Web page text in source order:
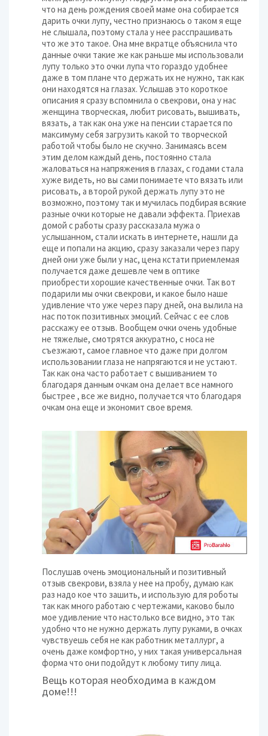
что на день рождения своей маме она собирается
дарить очки лупу, честно признаюсь о таком я еще
не слышала, поэтому стала у нее расспрашивать
что же это такое. Она мне вкратце объяснила что
данные очки такие же как раньше мы использовали
лупу только это очки лупа что гораздо удобнее
даже в том плане что держать их не нужно, так как
они находятся на глазах. Услышав это короткое
описания я сразу вспомнила о свекрови, она у нас
женщина творческая, любит рисовать, вышивать,
вязать, а так как она уже на пенсии старается по
максимуму себя загрузить какой то творческой
работой чтобы было не скучно. Занимаясь всем
этим делом каждый день, постоянно стала
жаловаться на напряжения в глазах, с годами стала
хуже видеть, но вы сами понимаете что вязать или
рисовать, а второй рукой держать лупу это не
возможно, поэтому так и мучилась подбирая всякие
разные очки которые не давали эффекта. Приехав
домой с работы сразу рассказала мужа о
услышанном, стали искать в интернете, нашли да
еще и попали на акцию, сразу заказали через пару
дней они уже были у нас, цена кстати приемлемая
получается даже дешевле чем в оптике
приобрести хорошие качественные очки. Так вот
подарили мы очки свекрови, и какое было наше
удивление что уже через пару дней, она вылила на
нас поток позитивных эмоций. Сейчас с ее слов
расскажу ее отзыв. Вообщем очки очень удобные
не тяжелые, смотрятся аккуратно, с носа не
съезжают, самое главное что даже при долгом
использовании глаза не напрягаются и не устают.
Так как она часто работает с вышиванием то
благодаря данным очкам она делает все намного
быстрее , все же видно, получается что благодаря
очкам она еще и экономит свое время.
Послушав очень эмоциональный и позитивный
отзыв свекрови, взяла у нее на пробу, думаю как
раз надо кое что зашить, и использую для роботы
так как много работаю с чертежами, каково было
мое удивление что настолько все видно, это так
удобно что не нужно держать лупу руками, в очках
чувствуешь себя не как работник металлург, а
очень даже комфортно, у них такая универсальная
форма что они подойдут к любому типу лица.
Вещь которая необходима в каждом
доме!!!